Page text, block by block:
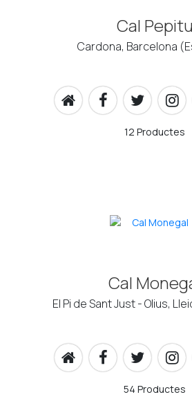
Cal Pepitu
Cardona, Barcelona
12 Productes
Cal
El Pi de Sant Just - Olius,
54 Productes